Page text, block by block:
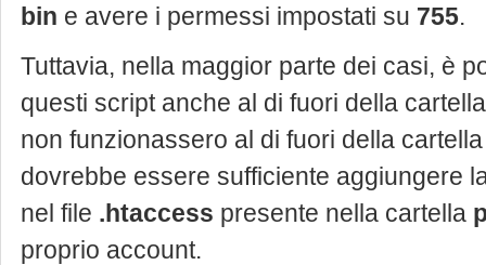
bin e avere i permessi impostati su 755.
Tuttavia, nella maggior parte dei casi, è
questi script anche al di fuori della
non funzionassero al di fuori della
dovrebbe essere sufficiente aggiungere
nel file .htaccess presente nella cartella
proprio account.